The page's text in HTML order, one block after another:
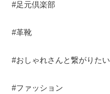
#足元倶楽部
#革靴
#おしゃれさんと繋がりたい
#ファッション